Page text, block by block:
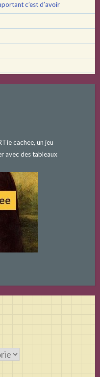
c’est d’avoir
cachee, un jeu
avec des tableaux